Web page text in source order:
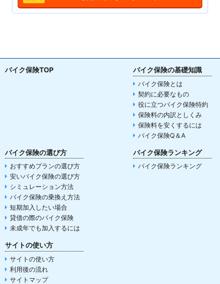
バイク保険TOP バイク保険の基礎知識
バイク保険とは
契約に必要なもの
役に立つバイク保険特約
保険料の内訳としくみ
保険料を安くするには
バイク保険Q＆A
バイク保険の選び方
おすすめプランの選び方
安いバイク保険の選び方
シミュレーション方法
バイク保険の乗換え方法
短期加入したい場合
貸借の際のバイク保険
未成年でも加入するには
バイク保険ランキング
バイク保険ランキング
サイトの使い方
サイトの使い方
利用後の流れ
サイトマップ